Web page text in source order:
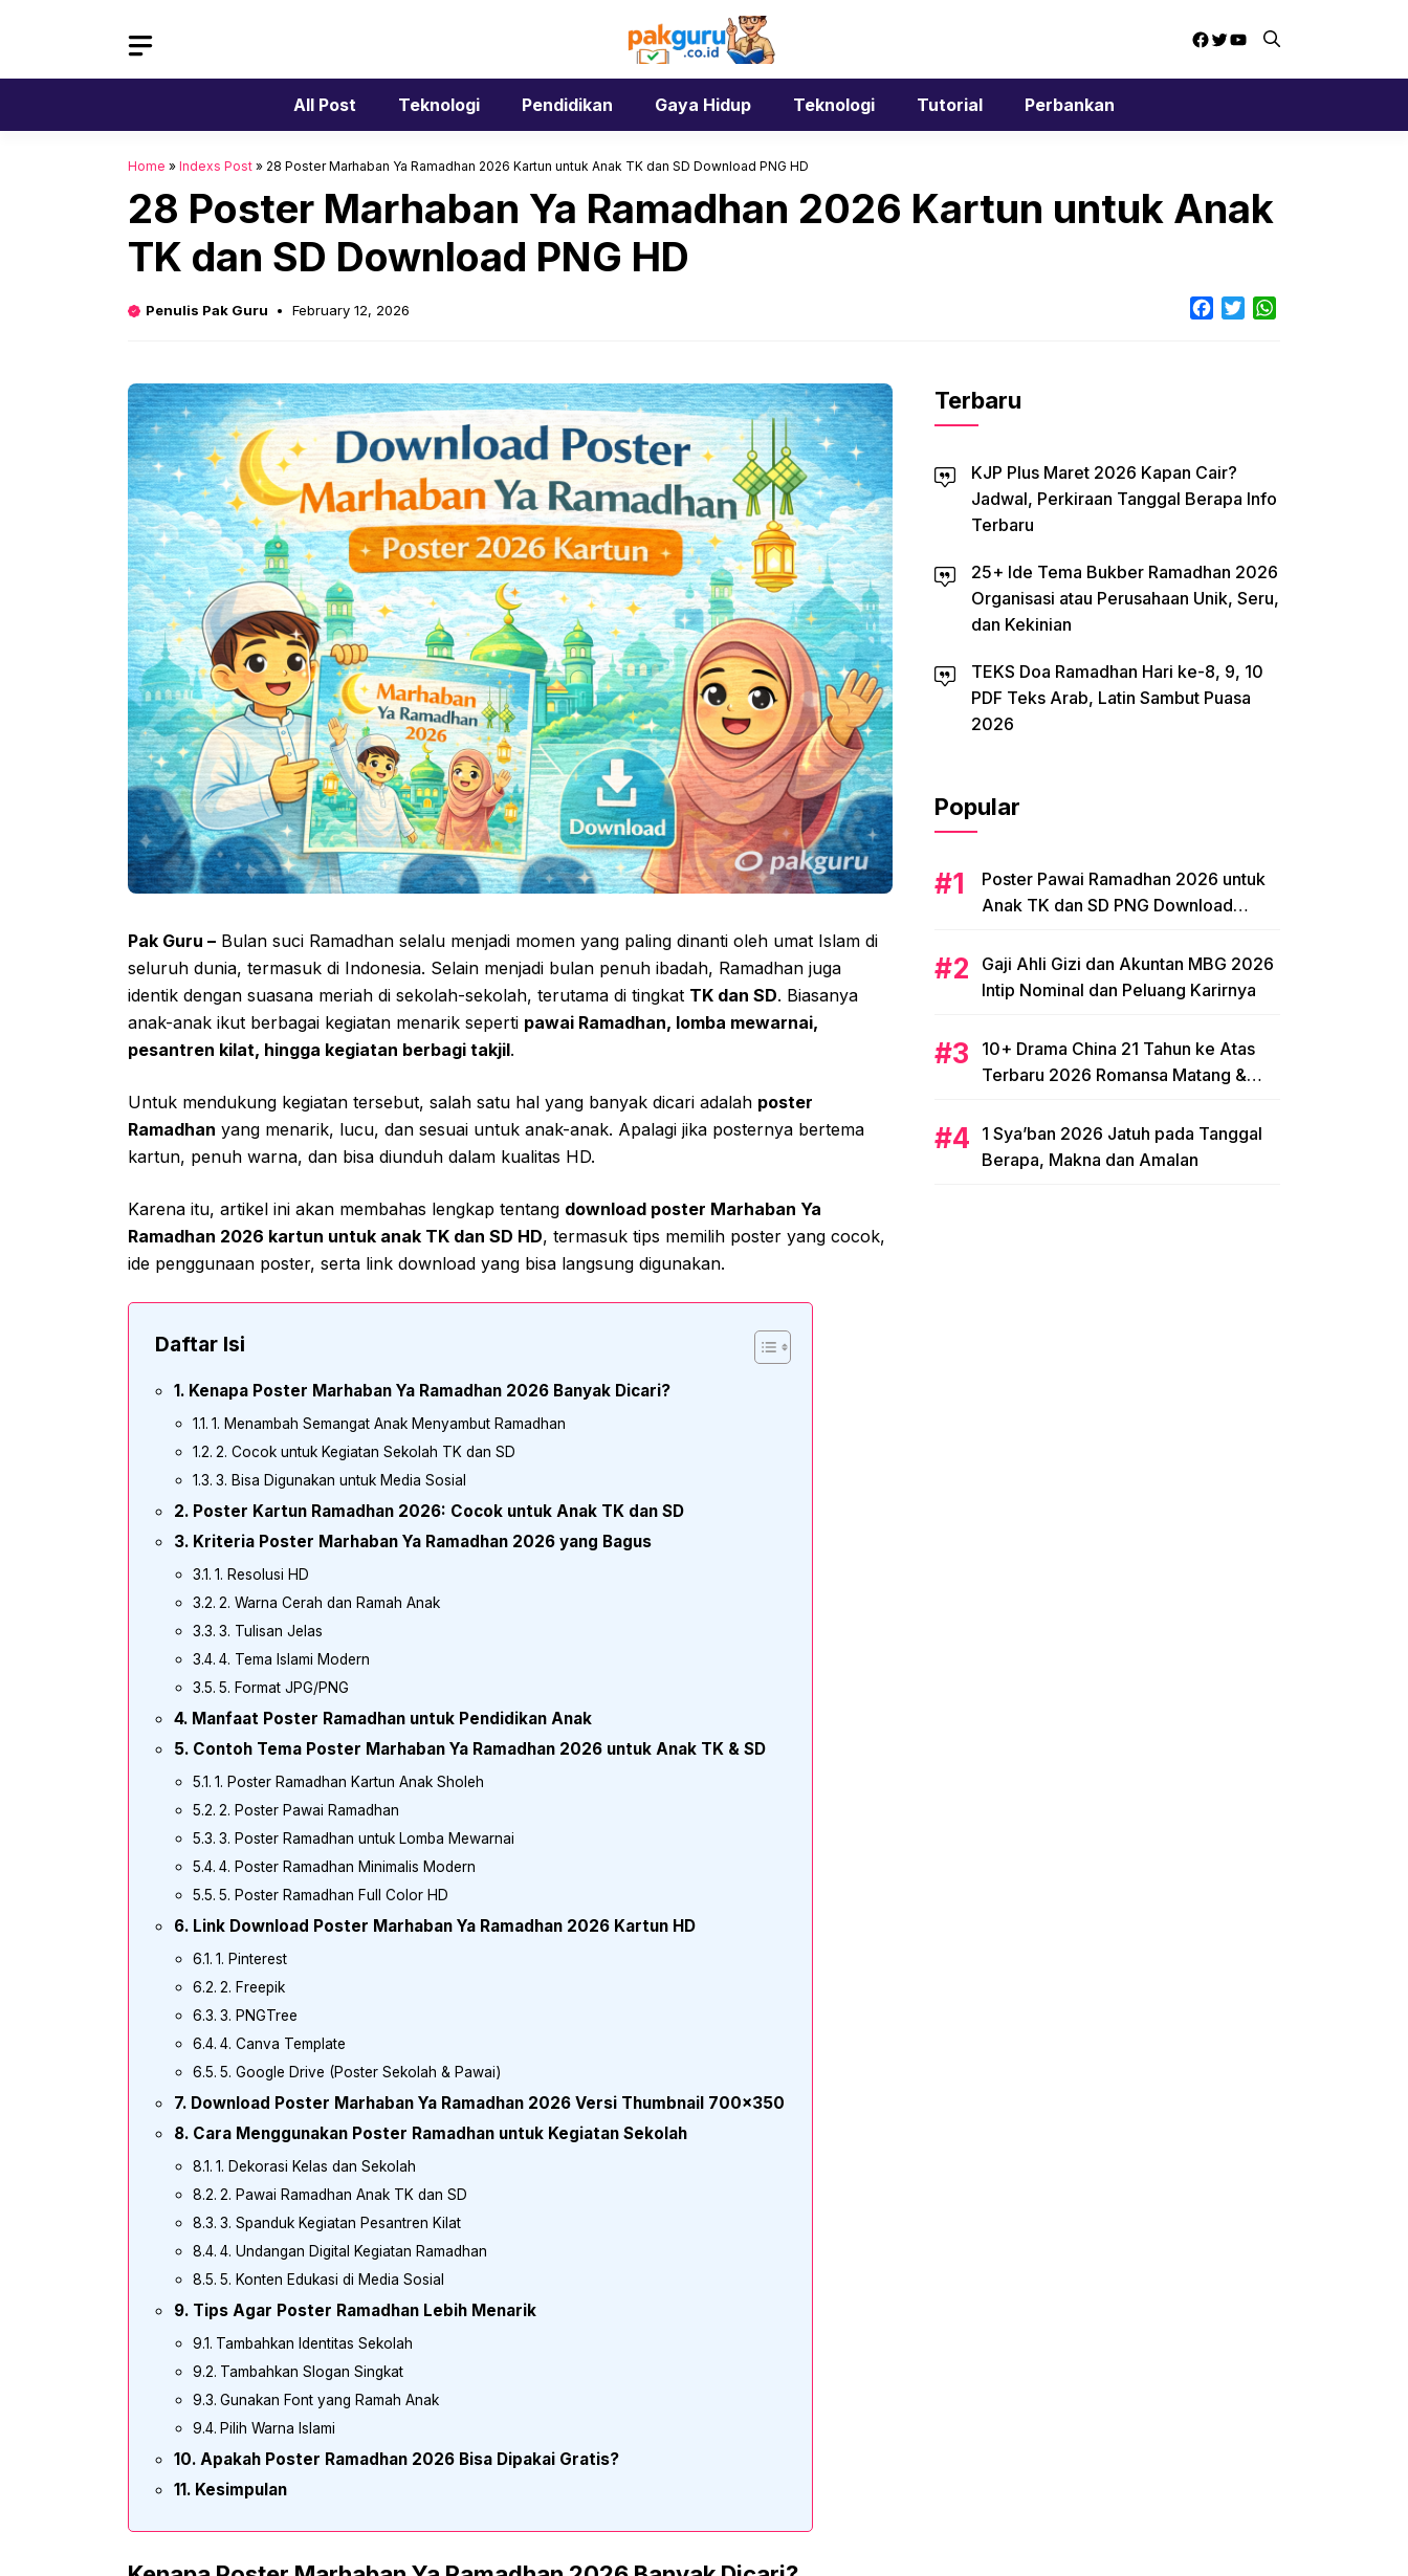
Facebook
Twitter
YouTube
All Post Teknologi Pendidikan Gaya Hidup Teknologi Tutorial Perbankan
Home » Indexs Post » 28 Poster Marhaban Ya Ramadhan 2026 Kartun untuk Anak TK dan SD Download PNG HD
28 Poster Marhaban Ya Ramadhan 2026 Kartun untuk Anak
TK dan SD Download PNG HD
Penulis Pak Guru February 12, 2026 Facebook
Twitter
Pak Guru – Bulan suci Ramadhan selalu menjadi momen yang paling dinanti oleh umat Islam di
seluruh dunia, termasuk di Indonesia. Selain menjadi bulan penuh ibadah, Ramadhan juga
identik dengan suasana meriah di sekolah-sekolah, terutama di tingkat TK dan SD. Biasanya
anak-anak ikut berbagai kegiatan menarik seperti pawai Ramadhan, lomba mewarnai,
pesantren kilat, hingga kegiatan berbagi takjil.
Untuk mendukung kegiatan tersebut, salah satu hal yang banyak dicari adalah poster
Ramadhan yang menarik, lucu, dan sesuai untuk anak-anak. Apalagi jika posternya bertema
kartun, penuh warna, dan bisa diunduh dalam kualitas HD.
Karena itu, artikel ini akan membahas lengkap tentang download poster Marhaban Ya
Ramadhan 2026 kartun untuk anak TK dan SD HD, termasuk tips memilih poster yang cocok,
ide penggunaan poster, serta link download yang bisa langsung digunakan.
Daftar Isi
Kenapa Poster Marhaban Ya Ramadhan 2026 Banyak Dicari?
1. Menambah Semangat Anak Menyambut Ramadhan
2. Cocok untuk Kegiatan Sekolah TK dan SD
3. Bisa Digunakan untuk Media Sosial
Poster Kartun Ramadhan 2026: Cocok untuk Anak TK dan SD
Kriteria Poster Marhaban Ya Ramadhan 2026 yang Bagus
1. Resolusi HD
2. Warna Cerah dan Ramah Anak
3. Tulisan Jelas
4. Tema Islami Modern
5. Format JPG/PNG
Manfaat Poster Ramadhan untuk Pendidikan Anak
Contoh Tema Poster Marhaban Ya Ramadhan 2026 untuk Anak TK & SD
1. Poster Ramadhan Kartun Anak Sholeh
2. Poster Pawai Ramadhan
3. Poster Ramadhan untuk Lomba Mewarnai
4. Poster Ramadhan Minimalis Modern
5. Poster Ramadhan Full Color HD
Link Download Poster Marhaban Ya Ramadhan 2026 Kartun HD
1. Pinterest
2. Freepik
3. PNGTree
4. Canva Template
5. Google Drive (Poster Sekolah & Pawai)
Download Poster Marhaban Ya Ramadhan 2026 Versi Thumbnail 700×350
Cara Menggunakan Poster Ramadhan untuk Kegiatan Sekolah
1. Dekorasi Kelas dan Sekolah
2. Pawai Ramadhan Anak TK dan SD
3. Spanduk Kegiatan Pesantren Kilat
4. Undangan Digital Kegiatan Ramadhan
5. Konten Edukasi di Media Sosial
Tips Agar Poster Ramadhan Lebih Menarik
Tambahkan Identitas Sekolah
Tambahkan Slogan Singkat
Gunakan Font yang Ramah Anak
Pilih Warna Islami
Apakah Poster Ramadhan 2026 Bisa Dipakai Gratis?
Kesimpulan
Terbaru
KJP Plus Maret 2026 Kapan Cair?
Jadwal, Perkiraan Tanggal Berapa Info
Terbaru
25+ Ide Tema Bukber Ramadhan 2026
Organisasi atau Perusahaan Unik, Seru,
dan Kekinian
TEKS Doa Ramadhan Hari ke-8, 9, 10
PDF Teks Arab, Latin Sambut Puasa
2026
Popular
Poster Pawai Ramadhan 2026 untuk
Anak TK dan SD PNG Download
Gaji Ahli Gizi dan Akuntan MBG 2026
Intip Nominal dan Peluang Karirnya
10+ Drama China 21 Tahun ke Atas
Terbaru 2026 Romansa Matang &
1 Sya’ban 2026 Jatuh pada Tanggal
Berapa, Makna dan Amalan